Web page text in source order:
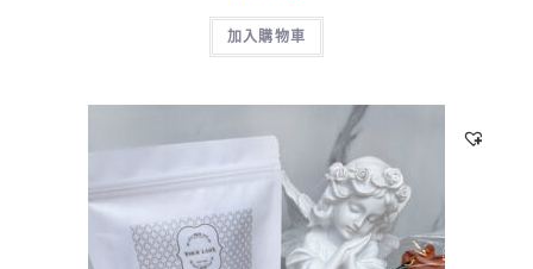
加入購物車